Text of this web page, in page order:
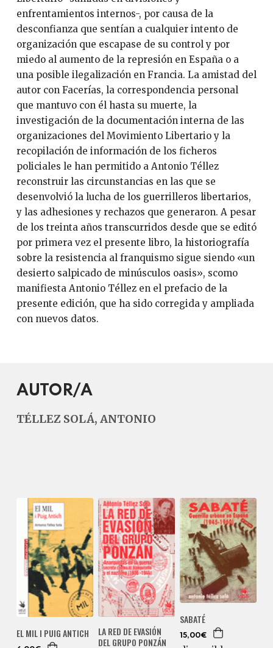
enfrentamientos internos-, por causa de la
desconfianza que sentían a cualquier intento de
organización que escapase de su control y por
miedo al aumento de la represión en España o a
una posible ilegalización en Francia. La amistad del
autor con Facerías, la correspondencia personal
que mantuvo con él hasta su muerte, la
investigación de la documentación interna de las
organizaciones del Movimiento Libertario y la
recopilación de información de los ficheros
policiales le han permitido a Antonio Téllez
reconstruir las circunstancias en las que se
desenvolvió la lucha de los guerrilleros libertarios,
y las adhesiones y rechazos que generaron. A pesar
de los treinta años transcurridos desde que se editó
por primera vez el presente libro, la historiografía
sobre la resistencia al franquismo sigue siendo «un
desierto salpicado de minúsculos oasis», scomo
manifiesta Antonio Téllez en el prefacio de la
presente edición, que ha sido corregida y ampliada
con nuevos datos.
AUTOR/A
TÉLLEZ SOLÁ, ANTONIO
EL MIL I PUIG ANTICH
LA RED DE EVASIÓN
DEL GRUPO PONZÁN
SABATÉ
15,00€